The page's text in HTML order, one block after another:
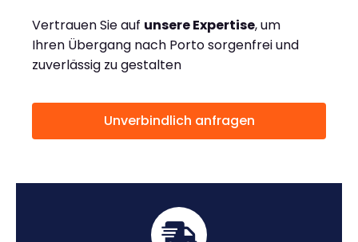
Vertrauen Sie auf unsere Expertise, um
Ihren Übergang nach Porto sorgenfrei und
zuverlässig zu gestalten
Unverbindlich anfragen